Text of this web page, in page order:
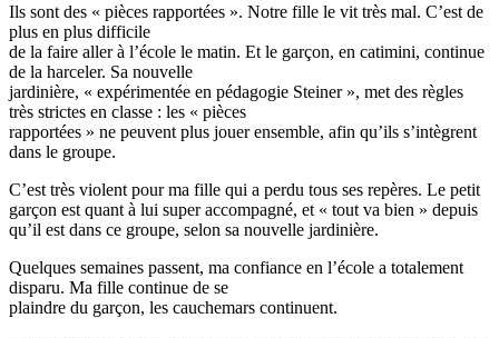
Ils sont des « pièces rapportées ». Notre fille le vit très mal. C’est de
plus en plus difficile
de la faire aller à l’école le matin. Et le garçon, en catimini, continue
de la harceler. Sa nouvelle
jardinière, « expérimentée en pédagogie Steiner », met des règles
très strictes en classe : les « pièces
rapportées » ne peuvent plus jouer ensemble, afin qu’ils s’intègrent
dans le groupe.
C’est très violent pour ma fille qui a perdu tous ses repères. Le petit
garçon est quant à lui super accompagné, et « tout va bien » depuis
qu’il est dans ce groupe, selon sa nouvelle jardinière.
Quelques semaines passent, ma confiance en l’école a totalement
disparu. Ma fille continue de se
plaindre du garçon, les cauchemars continuent.